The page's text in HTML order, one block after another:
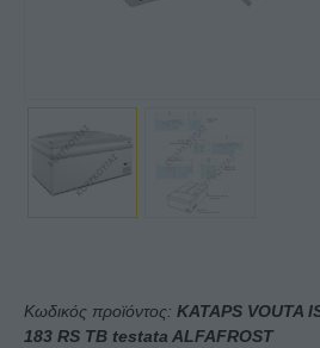
Κωδικός προϊόντος: KATAPS VOUTA
183 RS TB testata ALFAFROST